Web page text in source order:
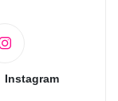
Instagram